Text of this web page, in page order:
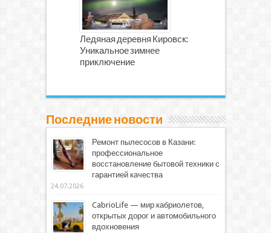
Ледяная деревня Кировск:
Уникальное зимнее
приключение
Последние новости
Ремонт пылесосов в Казани:
профессиональное
восстановление бытовой техники с
гарантией качества
24.07.2026
CabrioLife — мир кабриолетов,
открытых дорог и автомобильного
вдохновения